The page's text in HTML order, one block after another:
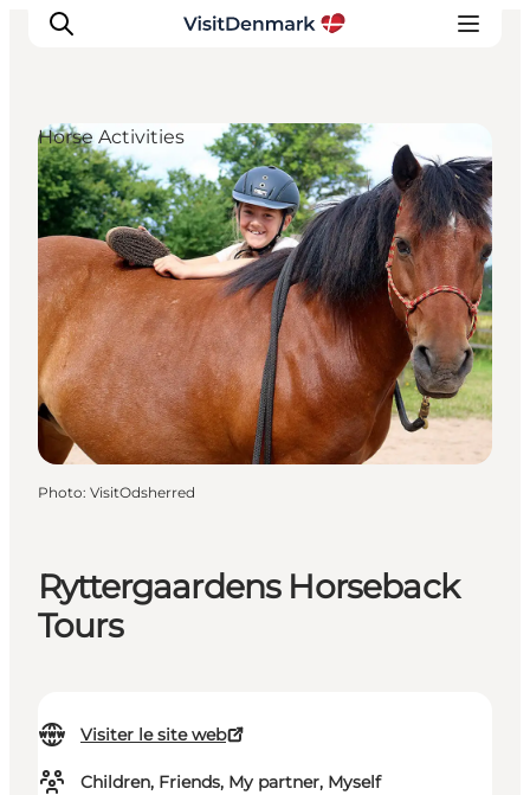
Inspirations
Destinations
Quoi faire
Hébergements
Planifiez votre voyage
Ryttergaardens Horseback
Tours
Visiter le site web
Children, Friends, My partner, Myself
Horse Activities
Photo: VisitOdsherred